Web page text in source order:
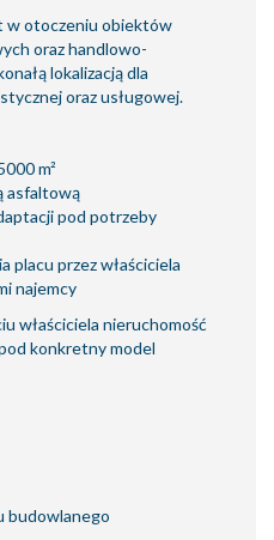
w otoczeniu obiektów
oraz handlowo-
lokalizacją dla
oraz usługowej.
m²
asfaltową
pod potrzeby
placu przez właściciela
najemcy
właściciela nieruchomość
konkretny model
budowlanego